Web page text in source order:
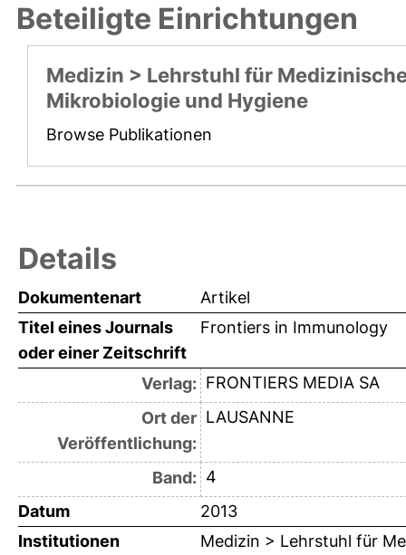
Beteiligte Einrichtungen
Medizin > Lehrstuhl für
Mikrobiologie und Hygiene
Browse Publikationen
Details
Dokumentenart
Artikel
Titel eines Journals
oder einer Zeitschrift
Frontiers in Immunology
Verlag: FRONTIERS MEDIA SA
Ort der
Veröffentlichung:
LAUSANNE
Band: 4
Datum
2013
Institutionen
Medizin > Lehrstuhl für